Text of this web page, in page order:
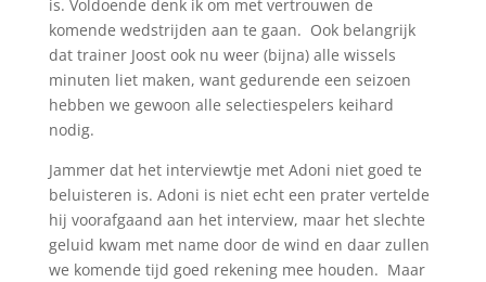
is. Voldoende denk ik om met vertrouwen de
komende wedstrijden aan te gaan. Ook belangrijk
dat trainer Joost ook nu weer (bijna) alle wissels
minuten liet maken, want gedurende een seizoen
hebben we gewoon alle selectiespelers keihard
nodig.
Jammer dat het interviewtje met Adoni niet goed te
beluisteren is. Adoni is niet echt een prater vertelde
hij voorafgaand aan het interview, maar het slechte
geluid kwam met name door de wind en daar zullen
we komende tijd goed rekening mee houden. Maar